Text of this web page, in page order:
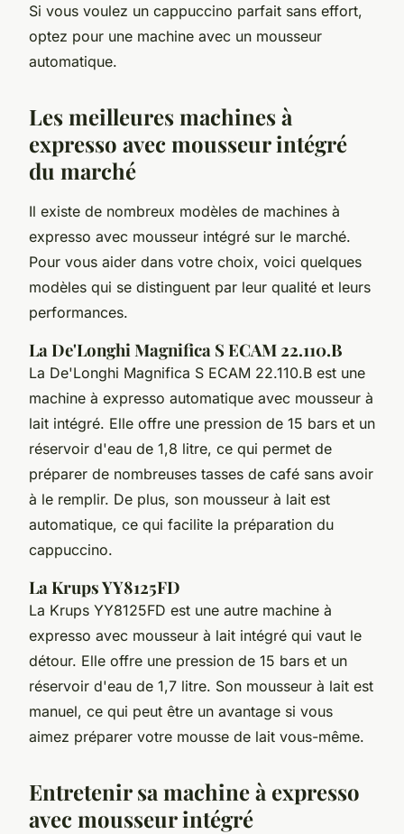
Si vous voulez un cappuccino parfait sans effort,
optez pour une machine avec un mousseur
automatique.
Les meilleures machines à
expresso avec mousseur intégré
du marché
Il existe de nombreux modèles de machines à
expresso avec mousseur intégré sur le marché.
Pour vous aider dans votre choix, voici quelques
modèles qui se distinguent par leur qualité et leurs
performances.
La De'Longhi Magnifica S ECAM 22.110.B
La De'Longhi Magnifica S ECAM 22.110.B est une
machine à expresso automatique avec mousseur à
lait intégré. Elle offre une pression de 15 bars et un
réservoir d'eau de 1,8 litre, ce qui permet de
préparer de nombreuses tasses de café sans avoir
à le remplir. De plus, son mousseur à lait est
automatique, ce qui facilite la préparation du
cappuccino.
La Krups YY8125FD
La Krups YY8125FD est une autre machine à
expresso avec mousseur à lait intégré qui vaut le
détour. Elle offre une pression de 15 bars et un
réservoir d'eau de 1,7 litre. Son mousseur à lait est
manuel, ce qui peut être un avantage si vous
aimez préparer votre mousse de lait vous-même.
Entretenir sa machine à expresso
avec mousseur intégré